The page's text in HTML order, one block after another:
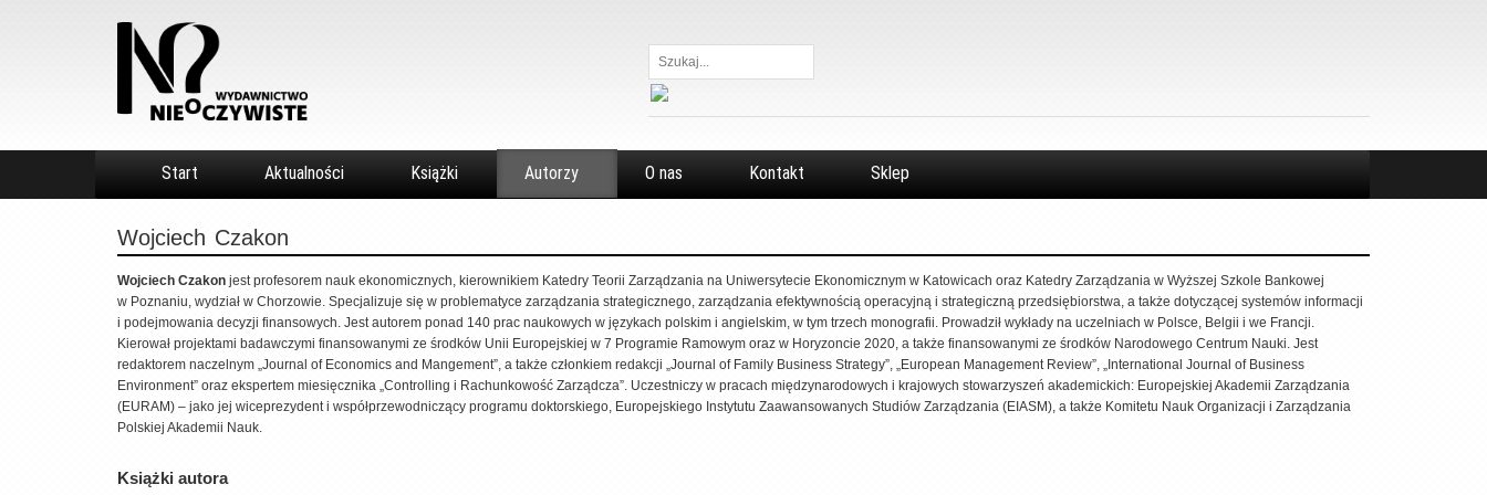
Szukaj...
Start Aktualności Książki Autorzy O nas Kontakt Sklep
Wojciech Czakon
Wojciech Czakon jest profesorem nauk ekonomicznych, kierownikiem Katedry Teorii Zarządzania na Uniwersytecie Ekonomicznym w Katowicach oraz Katedry Zarządzania w Wyższej Szkole Bankowej
w Poznaniu, wydział w Chorzowie. Specjalizuje się w problematyce zarządzania strategicznego, zarządzania efektywnością operacyjną i strategiczną przedsiębiorstwa, a także dotyczącej systemów informacji
i podejmowania decyzji finansowych. Jest autorem ponad 140 prac naukowych w językach polskim i angielskim, w tym trzech monografii. Prowadził wykłady na uczelniach w Polsce, Belgii i we Francji.
Kierował projektami badawczymi finansowanymi ze środków Unii Europejskiej w 7 Programie Ramowym oraz w Horyzoncie 2020, a także finansowanymi ze środków Narodowego Centrum Nauki. Jest
redaktorem naczelnym „Journal of Economics and Mangement”, a także członkiem redakcji „Journal of Family Business Strategy”, „European Management Review”, „International Journal of Business
Environment” oraz ekspertem miesięcznika „Controlling i Rachunkowość Zarządcza”. Uczestniczy w pracach międzynarodowych i krajowych stowarzyszeń akademickich: Europejskiej Akademii Zarządzania
(EURAM) – jako jej wiceprezydent i współprzewodniczący programu doktorskiego, Europejskiego Instytutu Zaawansowanych Studiów Zarządzania (EIASM), a także Komitetu Nauk Organizacji i Zarządzania
Polskiej Akademii Nauk.
Książki autora